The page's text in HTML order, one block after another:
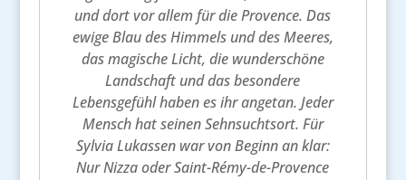
und dort vor allem für die Provence. Das
ewige Blau des Himmels und des Meeres,
das magische Licht, die wunderschöne
Landschaft und das besondere
Lebensgefühl haben es ihr angetan. Jeder
Mensch hat seinen Sehnsuchtsort. Für
Sylvia Lukassen war von Beginn an klar:
Nur Nizza oder Saint-Rémy-de-Provence